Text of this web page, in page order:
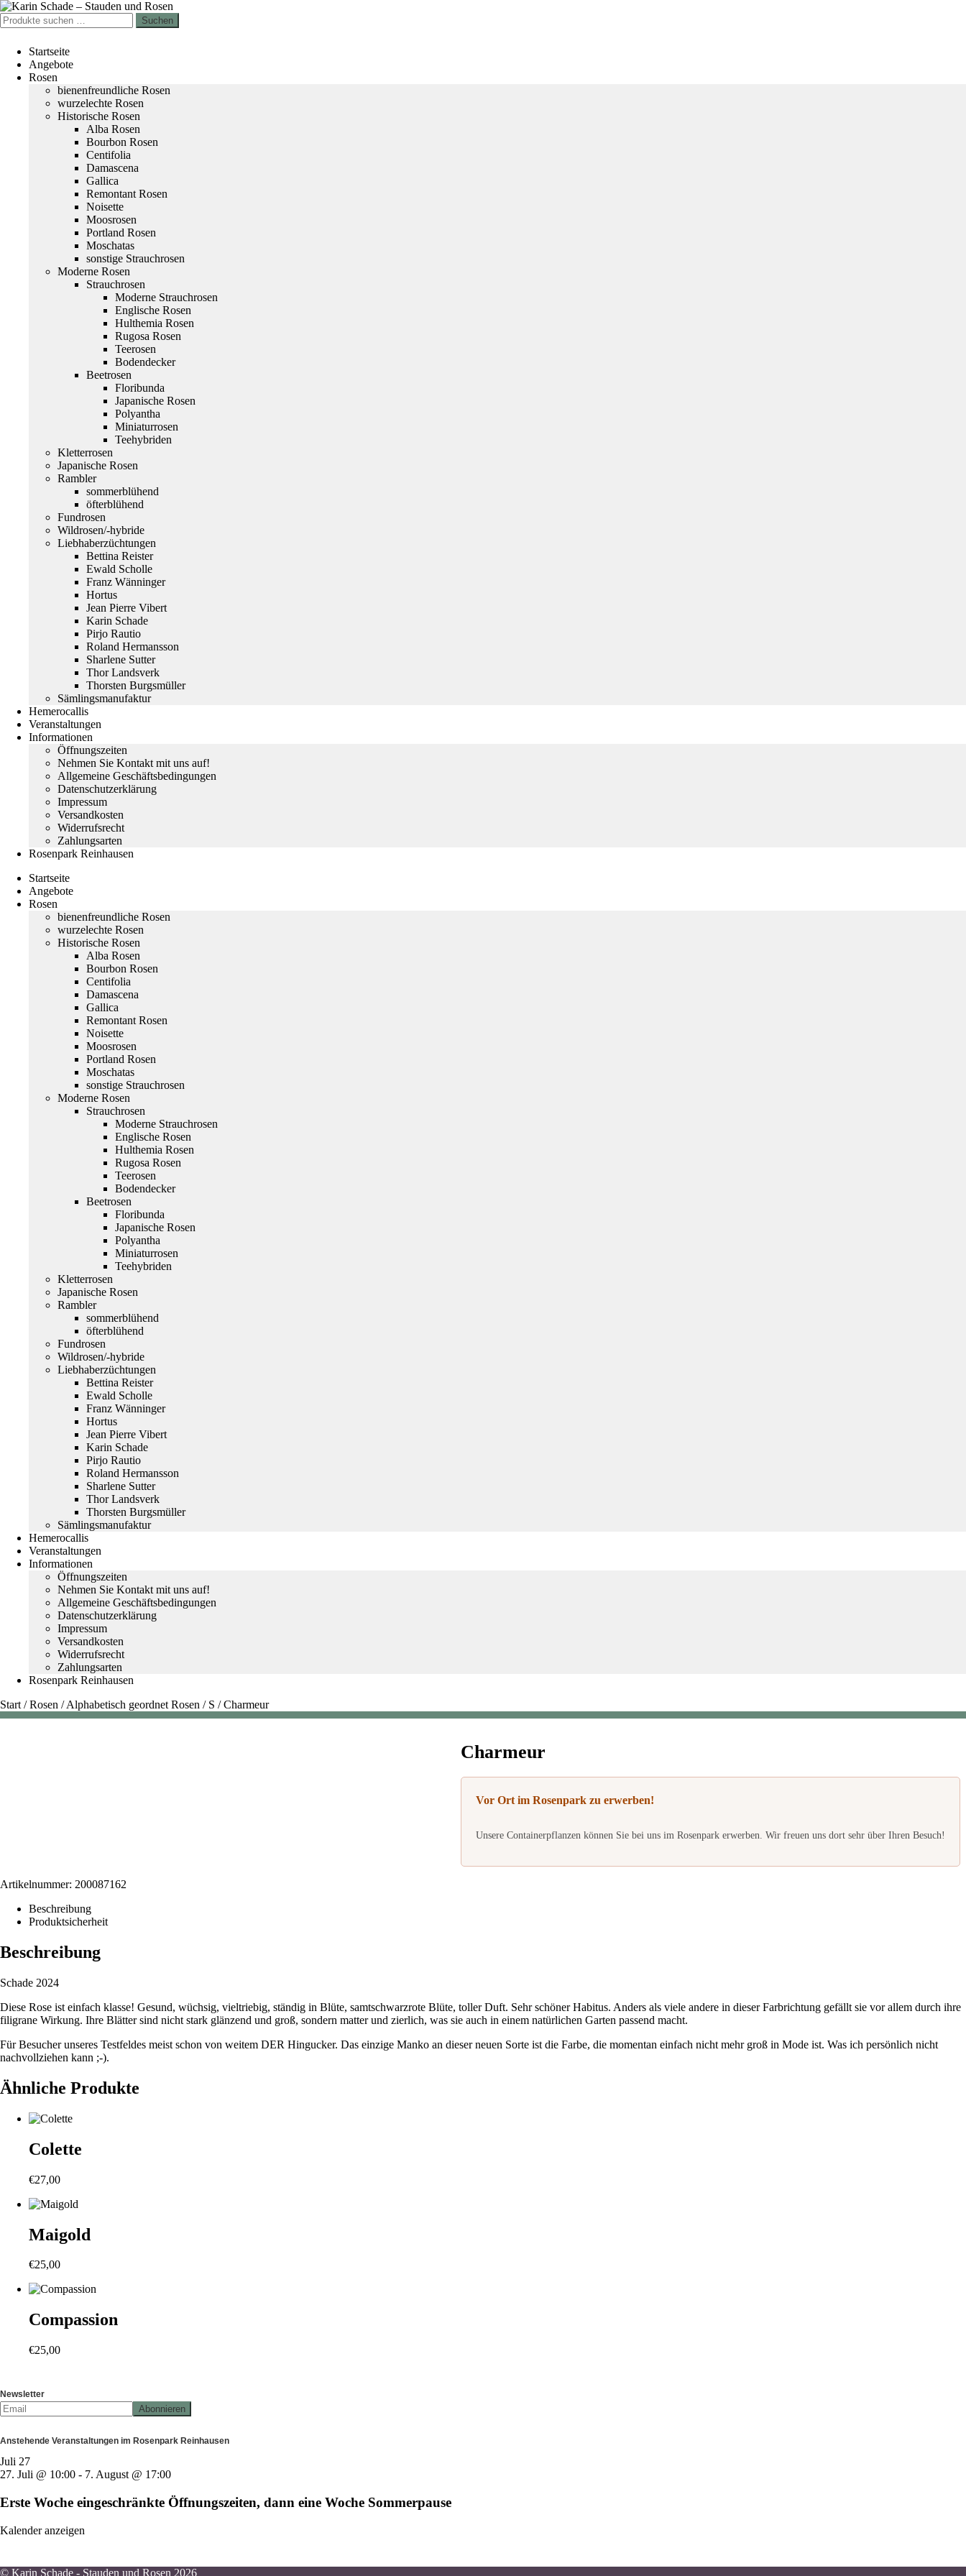
Zur
Navigation
springen
Zum
Inhalt
springen
Suchen
nach:
Suchen
Startseite
Angebote
Rosen
bienenfreundliche Rosen
wurzelechte Rosen
Historische Rosen
Alba Rosen
Bourbon Rosen
Centifolia
Damascena
Gallica
Remontant Rosen
Noisette
Moosrosen
Portland Rosen
Moschatas
sonstige Strauchrosen
Moderne Rosen
Strauchrosen
Moderne Strauchrosen
Englische Rosen
Hulthemia Rosen
Rugosa Rosen
Teerosen
Bodendecker
Beetrosen
Floribunda
Japanische Rosen
Polyantha
Miniaturrosen
Teehybriden
Kletterrosen
Japanische Rosen
Rambler
sommerblühend
öfterblühend
Fundrosen
Wildrosen/-hybride
Liebhaberzüchtungen
Bettina Reister
Ewald Scholle
Franz Wänninger
Hortus
Jean Pierre Vibert
Karin Schade
Pirjo Rautio
Roland Hermansson
Sharlene Sutter
Thor Landsverk
Thorsten Burgsmüller
Sämlingsmanufaktur
Hemerocallis
Veranstaltungen
Informationen
Öffnungszeiten
Nehmen Sie Kontakt mit uns auf!
Allgemeine Geschäftsbedingungen
Datenschutzerklärung
Impressum
Versandkosten
Widerrufsrecht
Zahlungsarten
Rosenpark Reinhausen
Startseite
Angebote
Rosen
bienenfreundliche Rosen
wurzelechte Rosen
Historische Rosen
Alba Rosen
Bourbon Rosen
Centifolia
Damascena
Gallica
Remontant Rosen
Noisette
Moosrosen
Portland Rosen
Moschatas
sonstige Strauchrosen
Moderne Rosen
Strauchrosen
Moderne Strauchrosen
Englische Rosen
Hulthemia Rosen
Rugosa Rosen
Teerosen
Bodendecker
Beetrosen
Floribunda
Japanische Rosen
Polyantha
Miniaturrosen
Teehybriden
Kletterrosen
Japanische Rosen
Rambler
sommerblühend
öfterblühend
Fundrosen
Wildrosen/-hybride
Liebhaberzüchtungen
Bettina Reister
Ewald Scholle
Franz Wänninger
Hortus
Jean Pierre Vibert
Karin Schade
Pirjo Rautio
Roland Hermansson
Sharlene Sutter
Thor Landsverk
Thorsten Burgsmüller
Sämlingsmanufaktur
Hemerocallis
Veranstaltungen
Informationen
Öffnungszeiten
Nehmen Sie Kontakt mit uns auf!
Allgemeine Geschäftsbedingungen
Datenschutzerklärung
Impressum
Versandkosten
Widerrufsrecht
Zahlungsarten
Rosenpark Reinhausen
Start /Rosen /Alphabetisch geordnet Rosen / S /Charmeur
Charmeur
Vor Ort im Rosenpark zu erwerben!
Unsere Containerpflanzen können Sie bei uns im Rosenpark erwerben. Wir freuen uns dort sehr über Ihren Besuch!
Artikelnummer: 200087162
Beschreibung
Produktsicherheit
Beschreibung
Schade 2024
Diese Rose ist einfach klasse! Gesund, wüchsig, vieltriebig, ständig in Blüte, samtschwarzrote Blüte, toller Duft. Sehr schöner Habitus. Anders als viele andere in dieser Farbrichtung gefällt sie vor allem durch ihre
filigrane Wirkung. Ihre Blätter sind nicht stark glänzend und groß, sondern matter und zierlich, was sie auch in einem natürlichen Garten passend macht.
Für Besucher unseres Testfeldes meist schon von weitem DER Hingucker. Das einzige Manko an dieser neuen Sorte ist die Farbe, die momentan einfach nicht mehr groß in Mode ist. Was ich persönlich nicht
nachvollziehen kann ;-).
Ähnliche Produkte
Colette
€27,00
Maigold
€25,00
Compassion
€25,00
Newsletter
Anstehende Veranstaltungen im Rosenpark Reinhausen
Juli 27
27. Juli @ 10:00 - 7. August @ 17:00
Erste Woche eingeschränkte Öffnungszeiten, dann eine Woche Sommerpause
Kalender anzeigen
© Karin Schade - Stauden und Rosen 2026